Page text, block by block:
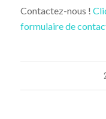
Contactez-nous !
formulaire de